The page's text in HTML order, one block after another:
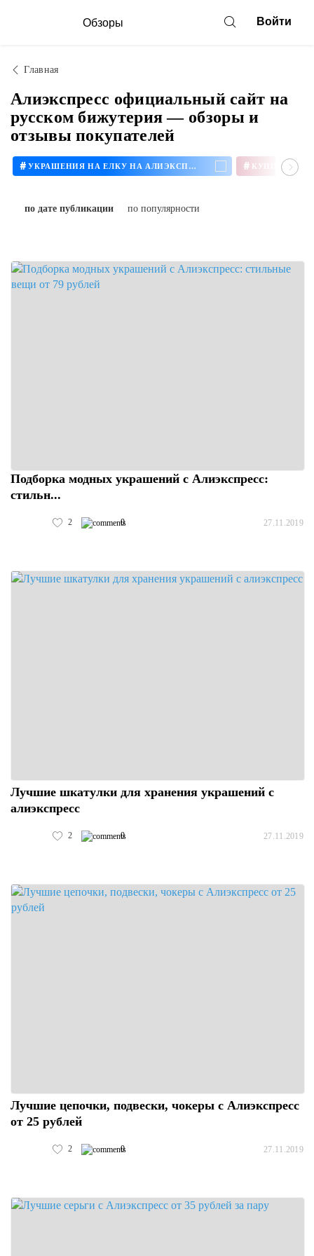
Обзоры Войти
Главная
Алиэкспресс официальный сайт на
русском бижутерия — обзоры и
отзывы покупателей
# УКРАШЕНИЯ НА ЕЛКУ НА АЛИЭКСПРЕСС #
по дате публикации по популярности
Подборка модных украшений с Алиэкспресс:
стильн...
2 0 27.11.2019
Лучшие шкатулки для хранения украшений с
алиэкспресс
2 0 27.11.2019
Лучшие цепочки, подвески, чокеры с Алиэкспресс
от 25 рублей
2 0 27.11.2019